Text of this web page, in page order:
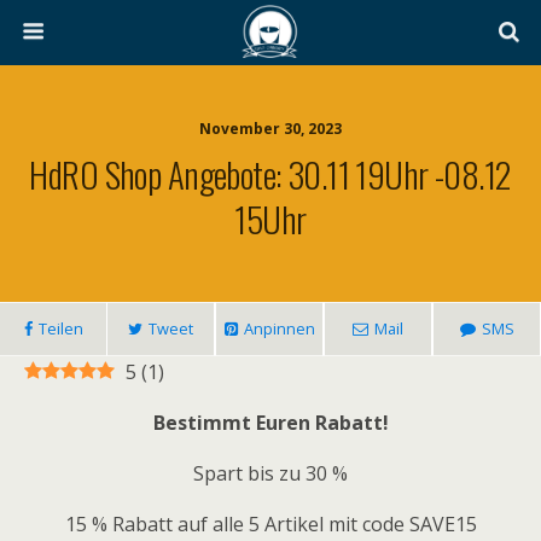
November 30, 2023
HdRO Shop Angebote: 30.11 19Uhr -08.12
15Uhr
Teilen Tweet Anpinnen Mail SMS
5 (1)
Bestimmt Euren Rabatt!
Spart bis zu 30 %
15 % Rabatt auf alle 5 Artikel mit code SAVE15